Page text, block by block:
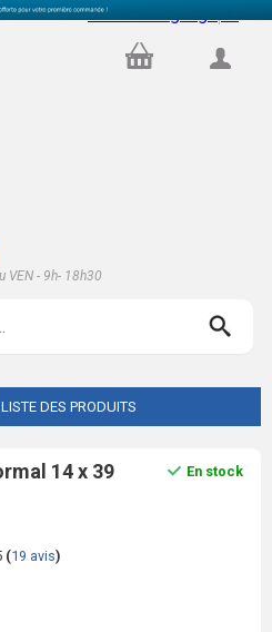
Select Language
PANIER
VEN - 9h- 18h30
DES PRODUITS
En stock
14 x 39
(19 avis)